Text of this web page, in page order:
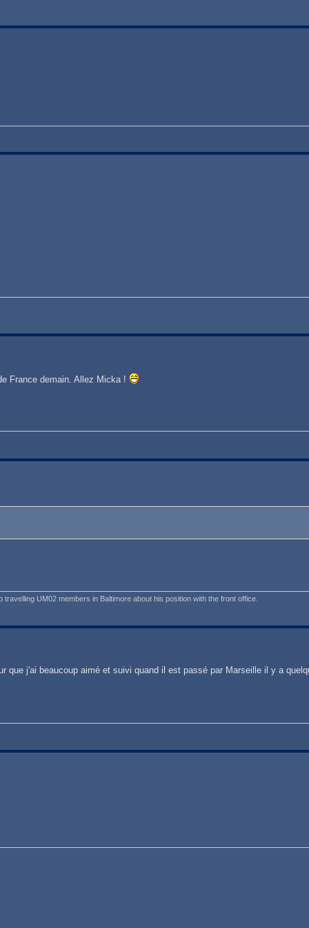
France demain. Allez Micka !
UM02 members in Baltimore about his position with the front office.
que j'ai beaucoup aimé et suivi quand il est passé par Marseille il y a